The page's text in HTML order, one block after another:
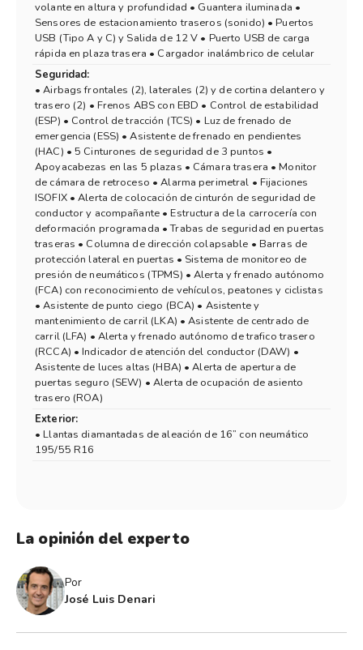
volante en altura y profundidad • Guantera iluminada •
Sensores de estacionamiento traseros (sonido) • Puertos
USB (Tipo A y C) y Salida de 12 V • Puerto USB de carga
rápida en plaza trasera • Cargador inalámbrico de celular
Seguridad:
• Airbags frontales (2), laterales (2) y de cortina delantero y
trasero (2) • Frenos ABS con EBD • Control de estabilidad
(ESP) • Control de tracción (TCS) • Luz de frenado de
emergencia (ESS) • Asistente de frenado en pendientes
(HAC) • 5 Cinturones de seguridad de 3 puntos •
Apoyacabezas en las 5 plazas • Cámara trasera • Monitor
de cámara de retroceso • Alarma perimetral • Fijaciones
ISOFIX • Alerta de colocación de cinturón de seguridad de
conductor y acompañante • Estructura de la carrocería con
deformación programada • Trabas de seguridad en puertas
traseras • Columna de dirección colapsable • Barras de
protección lateral en puertas • Sistema de monitoreo de
presión de neumáticos (TPMS) • Alerta y frenado autónomo
(FCA) con reconocimiento de vehículos, peatones y ciclistas
• Asistente de punto ciego (BCA) • Asistente y
mantenimiento de carril (LKA) • Asistente de centrado de
carril (LFA) • Alerta y frenado autónomo de trafico trasero
(RCCA) • Indicador de atención del conductor (DAW) •
Asistente de luces altas (HBA) • Alerta de apertura de
puertas seguro (SEW) • Alerta de ocupación de asiento
trasero (ROA)
Exterior:
• Llantas diamantadas de aleación de 16” con neumático
195/55 R16
La opinión del experto
Por
José Luis Denari